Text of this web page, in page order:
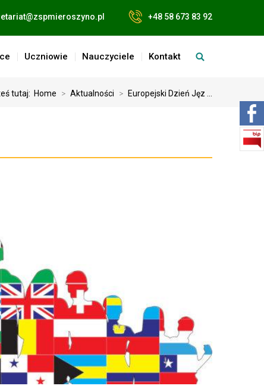
+48 58 673 83 92
Uczniowie Nauczyciele Kontakt
tutaj: Home > Aktualności > Europejski Dzień Jęz ...